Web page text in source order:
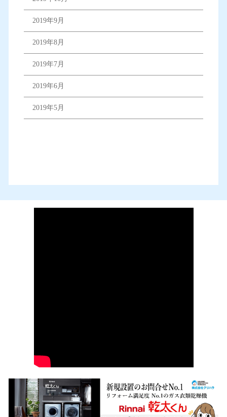
2019年9月
2019年8月
2019年7月
2019年6月
2019年5月